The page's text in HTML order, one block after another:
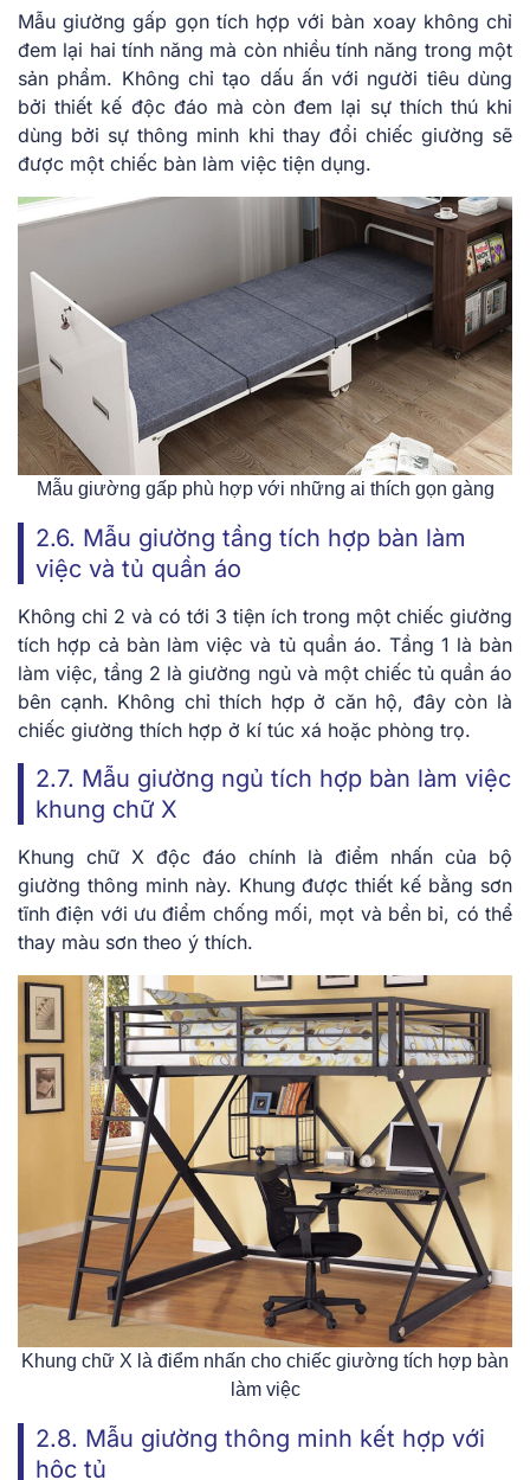
Mẫu giường gấp gọn tích hợp với bàn xoay không chỉ
đem lại hai tính năng mà còn nhiều tính năng trong một
sản phẩm. Không chỉ tạo dấu ấn với người tiêu dùng
bởi thiết kế độc đáo mà còn đem lại sự thích thú khi
dùng bởi sự thông minh khi thay đổi chiếc giường sẽ
được một chiếc bàn làm việc tiện dụng.
Mẫu giường gấp phù hợp với những ai thích gọn gàng
2.6. Mẫu giường tầng tích hợp bàn làm
việc và tủ quần áo
Không chỉ 2 và có tới 3 tiện ích trong một chiếc giường
tích hợp cả bàn làm việc và tủ quần áo. Tầng 1 là bàn
làm việc, tầng 2 là giường ngủ và một chiếc tủ quần áo
bên cạnh. Không chỉ thích hợp ở căn hộ, đây còn là
chiếc giường thích hợp ở kí túc xá hoặc phòng trọ.
2.7. Mẫu giường ngủ tích hợp bàn làm việc
khung chữ X
Khung chữ X độc đáo chính là điểm nhấn của bộ
giường thông minh này. Khung được thiết kế bằng sơn
tĩnh điện với ưu điểm chống mối, mọt và bền bỉ, có thể
thay màu sơn theo ý thích.
Khung chữ X là điểm nhấn cho chiếc giường tích hợp bàn
làm việc
2.8. Mẫu giường thông minh kết hợp với
hộc tủ